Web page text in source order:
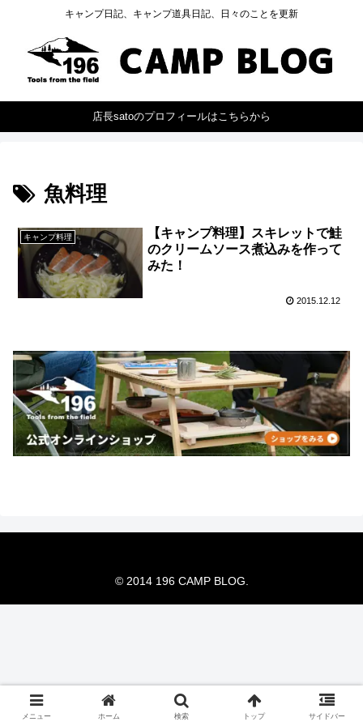
キャンプ日記、キャンプ道具日記、日々のことを更新
店長satoのプロフィールはこちらから
魚料理
キャンプ料理
【キャンプ料理】スキレットで鮭
のクリームソース煮込みを作って
みた！
2015.12.12
© 2014 196 CAMP BLOG.
メニュー ホーム 検索 トップ サイドバー